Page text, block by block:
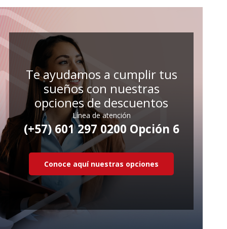
Te ayudamos a cumplir tus
sueños con nuestras
opciones de descuentos
Línea de atención
(+57) 601 297 0200 Opción 6
Conoce aquí nuestras opciones